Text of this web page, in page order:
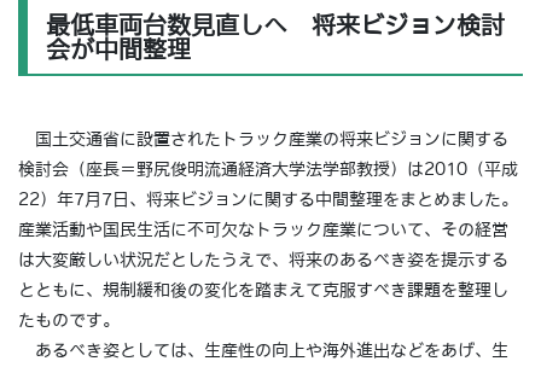
最低車両台数見直しへ 将来ビジョン検討
会が中間整理
国土交通省に設置されたトラック産業の将来ビジョンに関する
検討会（座長＝野尻俊明流通経済大学法学部教授）は2010（平成
22）年7月7日、将来ビジョンに関する中間整理をまとめました。
産業活動や国民生活に不可欠なトラック産業について、その経営
は大変厳しい状況だとしたうえで、将来のあるべき姿を提示する
とともに、規制緩和後の変化を踏まえて克服すべき課題を整理し
たものです。
あるべき姿としては、生産性の向上や海外進出などをあげ、生